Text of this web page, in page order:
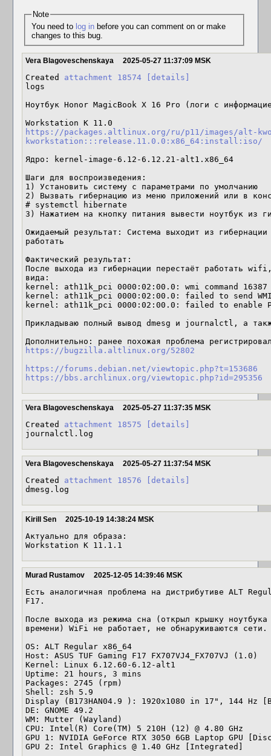
Note
You need to log inbefore you can comment on or make
changes to this bug.
Vera Blagoveschenskaya 2025-05-27 11:37:09 MSK
Created attachment 18574
[details]
logs
Ноутбук Honor MagicBook X 16 Pro (логи с
https://packages.altlinux.org/ru/p11/images/alt-
kworkstation:::release.11.0.0:x86_64:install:iso/
Ядро: kernel-image-6.12-6.12.21-alt1.x86_64
Шаги для воспроизведения:
1) Установить систему с параметрами по умолчанию
2) Вызвать гибернацию из меню приложений или в
# systemctl hibernate
3) Нажатием на кнопку питания вывести ноутбук из
Ожидаемый результат: Система выходит из
работать
Фактический результат:
После выхода из гибернации перестаёт работать
вида:
kernel: ath11k_pci 0000:02:00.0: wmi command
kernel: ath11k_pci 0000:02:00.0: failed to send
kernel: ath11k_pci 0000:02:00.0: failed to enable
Прикладываю полный вывод dmesg и journalctl, а
https://bugzilla.altlinux.org/52802
https://forums.debian.net/viewtopic.php?t=153686
https://bbs.archlinux.org/viewtopic.php?id=295356
Vera Blagoveschenskaya 2025-05-27 11:37:35 MSK
Created attachment 18575
[details]
journalctl.log
Vera Blagoveschenskaya 2025-05-27 11:37:54 MSK
Created attachment 18576
[details]
dmesg.log
Kirill Sen 2025-10-19 14:38:24 MSK
Актуально для образа:
Workstation K 11.1.1
Murad Rustamov 2025-12-05 14:39:46 MSK
Есть аналогичная проблема на дистрибутиве ALT
F17.
После выхода из режима сна (открыл крышку ноутбука
времени) WiFi не работает, не обнаруживаются сети.
OS: ALT Regular x86_64
Host: ASUS TUF Gaming F17 FX707VJ4_FX707VJ (1.0)
Kernel: Linux 6.12.60-6.12-alt1
Uptime: 21 hours, 3 mins
Packages: 2745 (rpm)
Shell: zsh 5.9
Display (B173HAN04.9 ): 1920x1080 in 17", 144
DE: GNOME 49.2
WM: Mutter (Wayland)
CPU: Intel(R) Core(TM) 5 210H (12) @ 4.80 GHz
GPU 1: NVIDIA GeForce RTX 3050 6GB Laptop GPU
GPU 2: Intel Graphics @ 1.40 GHz [Integrated]